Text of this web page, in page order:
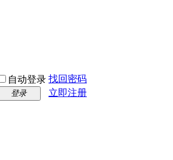
自动登录 找回密码
登录
立即注册